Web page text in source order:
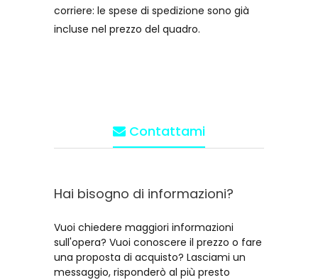
corriere: le spese di spedizione sono già
incluse nel prezzo del quadro.
Contattami
Hai bisogno di informazioni?
Vuoi chiedere maggiori informazioni
sull'opera? Vuoi conoscere il prezzo o fare
una proposta di acquisto? Lasciami un
messaggio, risponderò al più presto